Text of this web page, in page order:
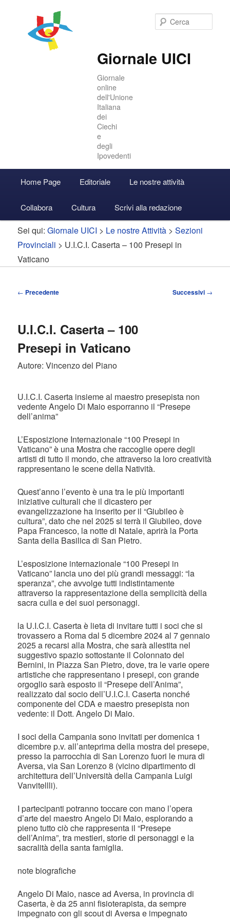
Giornale UICI
Giornale
online
dell'Unione
Italiana
dei
Ciechi
e
degli
Ipovedenti
principale
Vai
al
contenuto
principale
Vai
al
contenuto
secondario
Accedi
Home Page Editoriale Le nostre attività
Collabora Cultura Scrivi alla redazione
Sei qui:Giornale UICI > Le nostre Attività >Sezioni
Provinciali > U.I.C.I. Caserta – 100 Presepi in
Vaticano
Navigazione
← Precedente Successivi →
U.I.C.I. Caserta – 100
Presepi in Vaticano
Autore: Vincenzo del Piano
U.I.C.I. Caserta insieme al maestro presepista non
vedente Angelo Di Maio esporranno il “Presepe
dell’anima”
L’Esposizione Internazionale “100 Presepi in
Vaticano” è una Mostra che raccoglie opere degli
artisti di tutto il mondo, che attraverso la loro creatività
rappresentano le scene della Natività.
Quest’anno l’evento è una tra le più importanti
iniziative culturali che il dicastero per
evangelizzazione ha inserito per il “Giubileo è
cultura”, dato che nel 2025 si terrà il Giubileo, dove
Papa Francesco, la notte di Natale, aprirà la Porta
Santa della Basilica di San Pietro.
L’esposizione internazionale “100 Presepi in
Vaticano” lancia uno dei più grandi messaggi: “la
speranza”, che avvolge tutti indistintamente
attraverso la rappresentazione della semplicità della
sacra culla e dei suoi personaggi.
la U.I.C.I. Caserta è lieta di invitare tutti i soci che si
trovassero a Roma dal 5 dicembre 2024 al 7 gennaio
2025 a recarsi alla Mostra, che sarà allestita nel
suggestivo spazio sottostante il Colonnato del
Bernini, in Piazza San Pietro, dove, tra le varie opere
artistiche che rappresentano i presepi, con grande
orgoglio sarà esposto il “Presepe dell’Anima”,
realizzato dal socio dell’U.I.C.I. Caserta nonché
componente del CDA e maestro presepista non
vedente: il Dott. Angelo Di Maio.
I soci della Campania sono invitati per domenica 1
dicembre p.v. all’anteprima della mostra del presepe,
presso la parrocchia di San Lorenzo fuori le mura di
Aversa, via San Lorenzo 8 (vicino dipartimento di
architettura dell’Università della Campania Luigi
Vanvitellli).
I partecipanti potranno toccare con mano l’opera
d’arte del maestro Angelo Di Maio, esplorando a
pieno tutto ciò che rappresenta il “Presepe
dell’Anima”, tra mestieri, storie di personaggi e la
sacralità della santa famiglia.
note biografiche
Angelo Di Maio, nasce ad Aversa, in provincia di
Caserta, è da 25 anni fisioterapista, da sempre
impegnato con gli scout di Aversa e impegnato